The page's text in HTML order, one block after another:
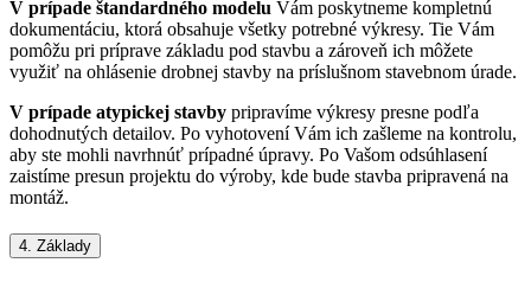
V prípade štandardného modelu Vám poskytneme kompletnú
dokumentáciu, ktorá obsahuje všetky potrebné výkresy. Tie Vám
pomôžu pri príprave základu pod stavbu a zároveň ich môžete
využiť na ohlásenie drobnej stavby na príslušnom stavebnom úrade.
V prípade atypickej stavby pripravíme výkresy presne podľa
dohodnutých detailov. Po vyhotovení Vám ich zašleme na kontrolu,
aby ste mohli navrhnúť prípadné úpravy. Po Vašom odsúhlasení
zaistíme presun projektu do výroby, kde bude stavba pripravená na
montáž.
4. Základy